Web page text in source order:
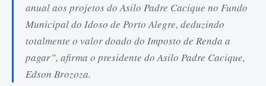
anual aos projetos do Asilo Padre Cacique no Fundo
Municipal do Idoso de Porto Alegre, deduzindo
totalmente o valor doado do Imposto de Renda a
pagar”, afirma o presidente do Asilo Padre Cacique,
Edson Brozoza.